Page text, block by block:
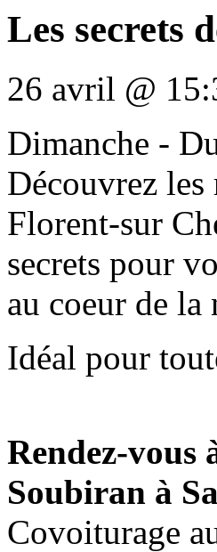
Les secrets
26 avril @
Dimanche -
Découvrez
Florent-sur
secrets pour
au coeur de la
Idéal pour
Rendez-vous
Soubiran à
Covoiturage